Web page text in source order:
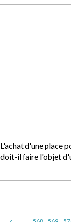
L'achat d'une place
doit-il faire l'objet